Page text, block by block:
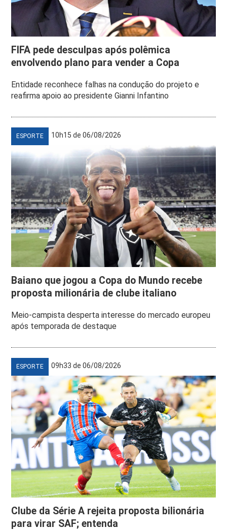
FIFA pede desculpas após polêmica
envolvendo plano para vender a Copa
Entidade reconhece falhas na condução do projeto e
reafirma apoio ao presidente Gianni Infantino
ESPORTE 10h15 de 06/08/2026
Baiano que jogou a Copa do Mundo recebe
proposta milionária de clube italiano
Meio-campista desperta interesse do mercado europeu
após temporada de destaque
ESPORTE 09h33 de 06/08/2026
Clube da Série A rejeita proposta bilionária
para virar SAF; entenda